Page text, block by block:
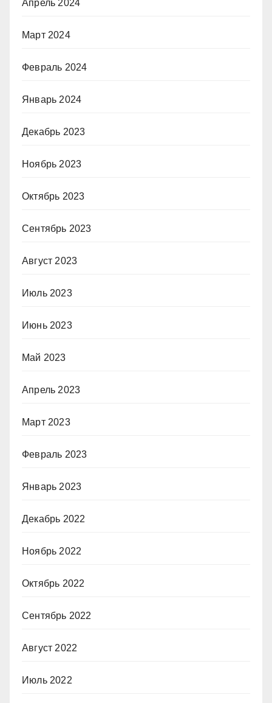
Апрель 2024
Март 2024
Февраль 2024
Январь 2024
Декабрь 2023
Ноябрь 2023
Октябрь 2023
Сентябрь 2023
Август 2023
Июль 2023
Июнь 2023
Май 2023
Апрель 2023
Март 2023
Февраль 2023
Январь 2023
Декабрь 2022
Ноябрь 2022
Октябрь 2022
Сентябрь 2022
Август 2022
Июль 2022